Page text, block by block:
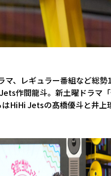
マ、レギュラー番組など総勢
作間龍斗。新土曜ドラマ
HiHi Jetsの髙橋優斗と井上